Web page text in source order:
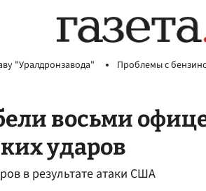
"Уралдронзавода" Проблемы с
восьми
ударов
в результате атаки США